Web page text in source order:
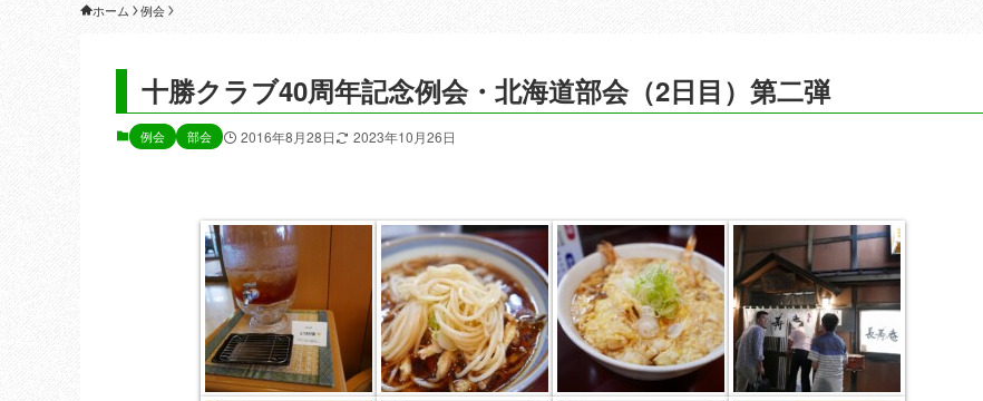
ホーム 例会
十勝クラブ40周年記念例会・北海道部会（2日目）第二弾
例会 部会 2016年8月28日 2023年10月26日